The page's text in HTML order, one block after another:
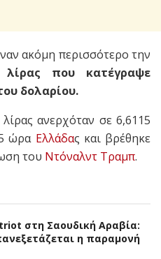
ακόμη περισσότερο την
λίρας που κατέγραψε
δολαρίου.
ανερχόταν σε 6,6115
ώρα Ελλάδας και βρέθηκε
του Ντόναλντ Τραμπ.
στη Σαουδική Αραβία:
η παραμονή